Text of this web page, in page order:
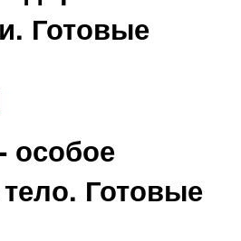
Готовые
особое
Готовые